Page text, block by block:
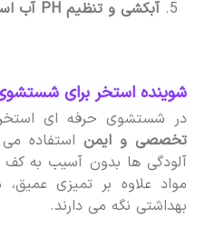
آبکشی و تنظیم PH آب استخر
شوینده استخر برای
در شستشوی حرفه ای استخر
تخصصی و ایمناستفاده می
آلودگی ها بدون آسیب به کف
مواد علاوه بر تمیزی
بهداشتی نگه می دارند.